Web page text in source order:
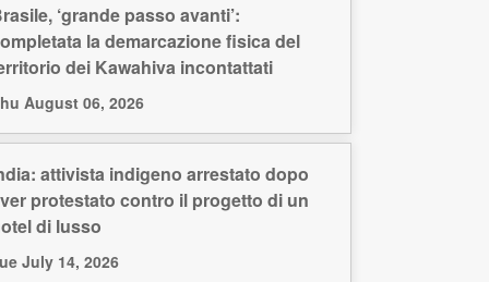
‘grande passo avanti’:
la demarcazione fisica del
dei Kawahiva incontattati
August 06, 2026
attivista indigeno arrestato dopo
protestato contro il progetto di un
di lusso
July 14, 2026